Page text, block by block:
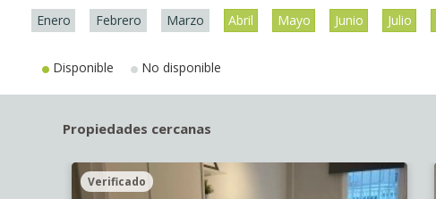
Enero Febrero Marzo Abril Mayo Junio Julio
Disponible No disponible
Propiedades cercanas
Verificado